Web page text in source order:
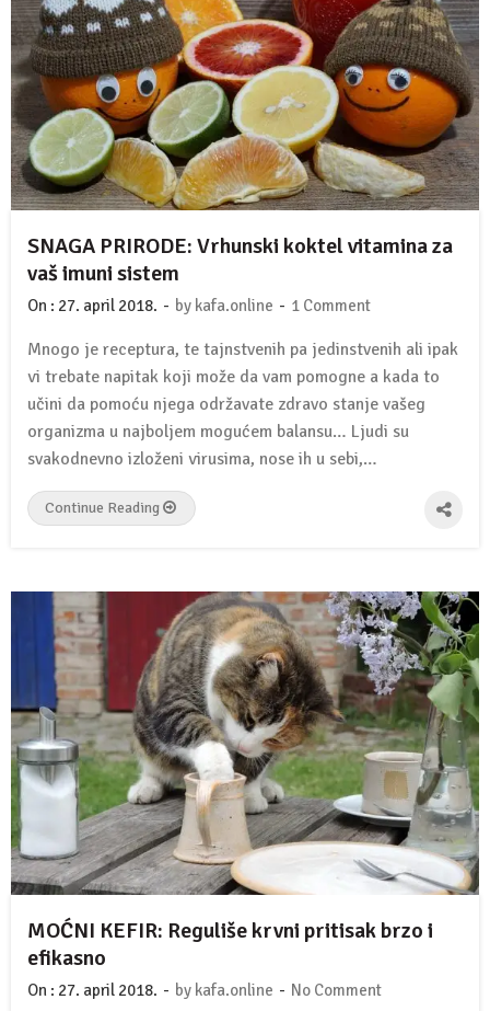
SNAGA PRIRODE: Vrhunski koktel vitamina za
vaš imuni sistem
On : 27. april 2018. - by kafa.online - 1 Comment
Mnogo je receptura, te tajnstvenih pa jedinstvenih ali ipak
vi trebate napitak koji može da vam pomogne a kada to
učini da pomoću njega održavate zdravo stanje vašeg
organizma u najboljem mogućem balansu… Ljudi su
svakodnevno izloženi virusima, nose ih u sebi,…
Continue Reading
MOĆNI KEFIR: Reguliše krvni pritisak brzo i
efikasno
On : 27. april 2018. - by kafa.online - No Comment